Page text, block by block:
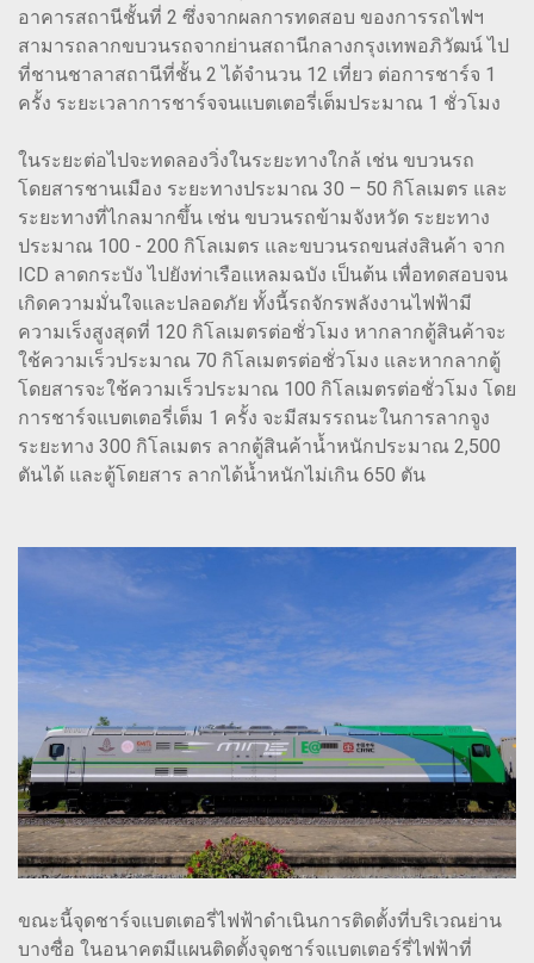
อาคารสถานีชั้นที่ 2 ซึ่งจากผลการทดสอบ ของการรถไฟฯ
สามารถลากขบวนรถจากย่านสถานีกลางกรุงเทพอภิวัฒน์ ไป
ที่ชานชาลาสถานีที่ชั้น 2 ได้จำนวน 12 เที่ยว ต่อการชาร์จ 1
ครั้ง ระยะเวลาการชาร์จจนแบตเตอรี่เต็มประมาณ 1 ชั่วโมง
ในระยะต่อไปจะทดลองวิ่งในระยะทางใกล้ เช่น ขบวนรถ
โดยสารชานเมือง ระยะทางประมาณ 30 – 50 กิโลเมตร และ
ระยะทางที่ไกลมากขึ้น เช่น ขบวนรถข้ามจังหวัด ระยะทาง
ประมาณ 100 - 200 กิโลเมตร และขบวนรถขนส่งสินค้า จาก
ICD ลาดกระบัง ไปยังท่าเรือแหลมฉบัง เป็นต้น เพื่อทดสอบจน
เกิดความมั่นใจและปลอดภัย ทั้งนี้รถจักรพลังงานไฟฟ้ามี
ความเร็งสูงสุดที่ 120 กิโลเมตรต่อชั่วโมง หากลากตู้สินค้าจะ
ใช้ความเร็วประมาณ 70 กิโลเมตรต่อชั่วโมง และหากลากตู้
โดยสารจะใช้ความเร็วประมาณ 100 กิโลเมตรต่อชั่วโมง โดย
การชาร์จแบตเตอรี่เต็ม 1 ครั้ง จะมีสมรรถนะในการลากจูง
ระยะทาง 300 กิโลเมตร ลากตู้สินค้าน้ำหนักประมาณ 2,500
ตันได้ และตู้โดยสาร ลากได้น้ำหนักไม่เกิน 650 ตัน
ขณะนี้จุดชาร์จแบตเตอรี่ไฟฟ้าดำเนินการติดตั้งที่บริเวณย่าน
บางซื่อ ในอนาคตมีแผนติดตั้งจุดชาร์จแบตเตอร์รี่ไฟฟ้าที่